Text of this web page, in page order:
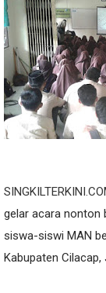
gelar acara nonton
siswa-siswi MAN
Kabupaten